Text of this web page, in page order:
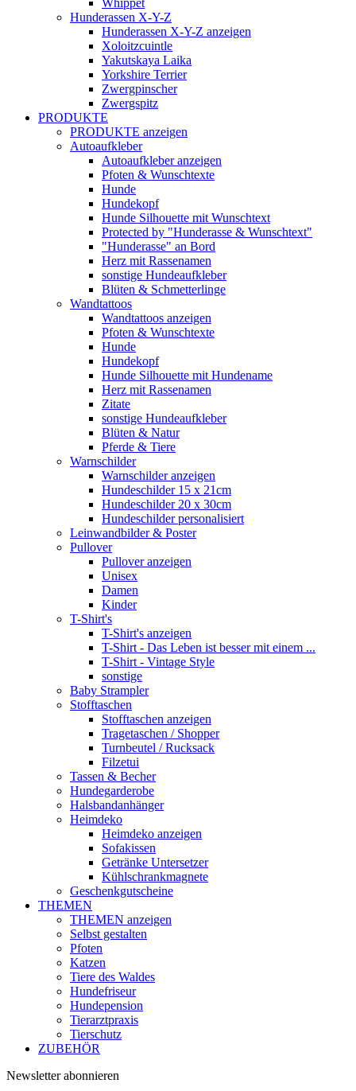
Whippet
Hunderassen X-Y-Z
Hunderassen X-Y-Z anzeigen
Xoloitzcuintle
Yakutskaya Laika
Yorkshire Terrier
Zwergpinscher
Zwergspitz
PRODUKTE
PRODUKTE anzeigen
Autoaufkleber
Autoaufkleber anzeigen
Pfoten & Wunschtexte
Hunde
Hundekopf
Hunde Silhouette mit Wunschtext
Protected by "Hunderasse & Wunschtext"
"Hunderasse" an Bord
Herz mit Rassenamen
sonstige Hundeaufkleber
Blüten & Schmetterlinge
Wandtattoos
Wandtattoos anzeigen
Pfoten & Wunschtexte
Hunde
Hundekopf
Hunde Silhouette mit Hundename
Herz mit Rassenamen
Zitate
sonstige Hundeaufkleber
Blüten & Natur
Pferde & Tiere
Warnschilder
Warnschilder anzeigen
Hundeschilder 15 x 21cm
Hundeschilder 20 x 30cm
Hundeschilder personalisiert
Leinwandbilder & Poster
Pullover
Pullover anzeigen
Unisex
Damen
Kinder
T-Shirt's
T-Shirt's anzeigen
T-Shirt - Das Leben ist besser mit einem ...
T-Shirt - Vintage Style
sonstige
Baby Strampler
Stofftaschen
Stofftaschen anzeigen
Tragetaschen / Shopper
Turnbeutel / Rucksack
Filzetui
Tassen & Becher
Hundegarderobe
Halsbandanhänger
Heimdeko
Heimdeko anzeigen
Sofakissen
Getränke Untersetzer
Kühlschrankmagnete
Geschenkgutscheine
THEMEN
THEMEN anzeigen
Selbst gestalten
Pfoten
Katzen
Tiere des Waldes
Hundefriseur
Hundepension
Tierarztpraxis
Tierschutz
ZUBEHÖR
Newsletter abonnieren